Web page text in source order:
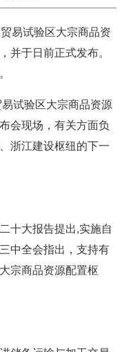
易试验区大宗商品资
并于日前正式发布。
试验区大宗商品资源
会现场，有关方面负
浙江建设枢纽的下一
十大报告提出,实施自
中全会指出，支持有
宗商品资源配置枢